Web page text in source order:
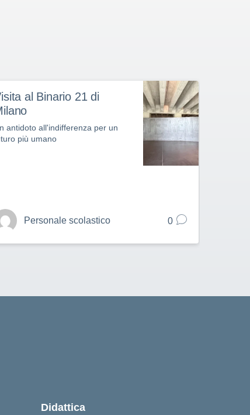
al Binario 21 di
antidoto all'indifferenza per un
più umano
Personale scolastico 0
Didattica